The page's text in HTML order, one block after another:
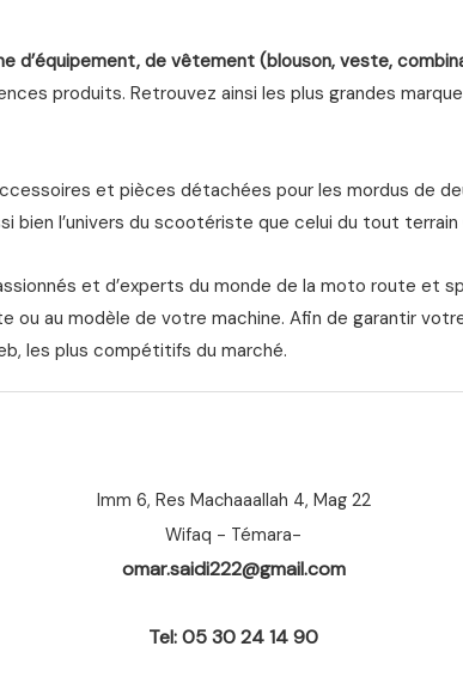
d’équipement, de vêtement (blouson, veste,
produits. Retrouvez ainsi les plus grandes
et pièces détachées pour les mordus de
bien l’univers du scootériste que celui du tout terrain
et d’experts du monde de la moto route et
ou au modèle de votre machine. Afin de garantir
les plus compétitifs du marché.
Imm 6, Res Machaaallah 4, Mag 22
Wifaq - Témara-
omar.saidi222@gmail.com
Tel: 05 30 24 14 90